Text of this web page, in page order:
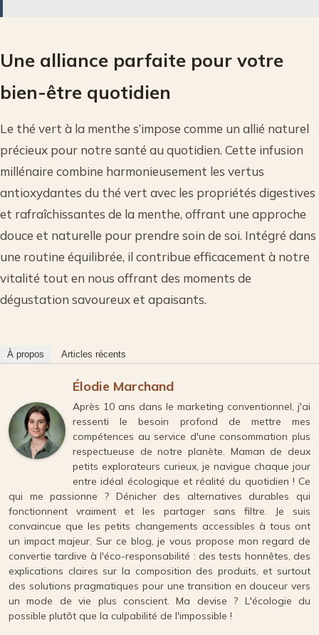
Une alliance parfaite pour votre
bien-être quotidien
Le thé vert à la menthe s’impose comme un allié naturel
précieux pour notre santé au quotidien. Cette infusion
millénaire combine harmonieusement les vertus
antioxydantes du thé vert avec les propriétés digestives
et rafraîchissantes de la menthe, offrant une approche
douce et naturelle pour prendre soin de soi. Intégré dans
une routine équilibrée, il contribue efficacement à notre
vitalité tout en nous offrant des moments de
dégustation savoureux et apaisants.
À propos Articles récents
Élodie Marchand
Après 10 ans dans le marketing conventionnel, j'ai
ressenti le besoin profond de mettre mes
compétences au service d'une consommation plus
respectueuse de notre planète. Maman de deux
petits explorateurs curieux, je navigue chaque jour
entre idéal écologique et réalité du quotidien ! Ce
qui me passionne ? Dénicher des alternatives durables qui
fonctionnent vraiment et les partager sans filtre. Je suis
convaincue que les petits changements accessibles à tous ont
un impact majeur. Sur ce blog, je vous propose mon regard de
convertie tardive à l'éco-responsabilité : des tests honnêtes, des
explications claires sur la composition des produits, et surtout
des solutions pragmatiques pour une transition en douceur vers
un mode de vie plus conscient. Ma devise ? L'écologie du
possible plutôt que la culpabilité de l'impossible !